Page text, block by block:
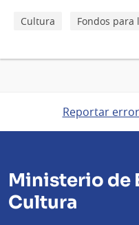
Cultura Fondos para
Reportar
Ministerio de
Cultura